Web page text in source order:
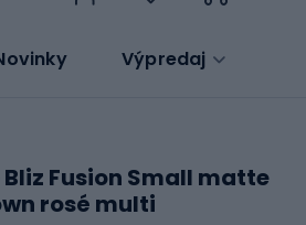
Výpredaj
Fusion Small matte
rosé multi